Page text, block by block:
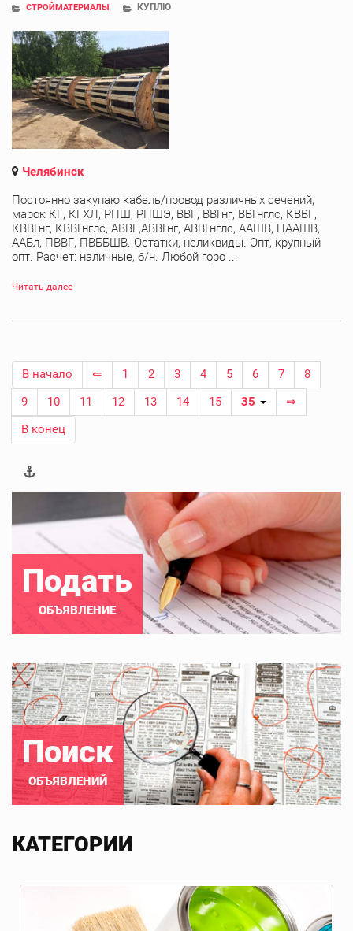
СТРОЙМАТЕРИАЛЫ КУПЛЮ
Челябинск
Постоянно закупаю кабель/провод различных сечений,
марок КГ, КГХЛ, РПШ, РПШЭ, ВВГ, ВВГнг, ВВГнглс, КВВГ,
КВВГнг, КВВГнглс, АВВГ,АВВГнг, АВВГнглс, ААШВ, ЦААШВ,
ААБл, ПВВГ, ПВББШВ. Остатки, неликвиды. Опт, крупный
опт. Расчет: наличные, б/н. Любой горо ...
Читать далее
В начало ⇐ 1 2 3 4 5 6 7
8
9
10 11 12 13 14 15 35
⇒
В конец
Подать
ОБЪЯВЛЕНИЕ
Поиск
ОБЪЯВЛЕНИЙ
КАТЕГОРИИ